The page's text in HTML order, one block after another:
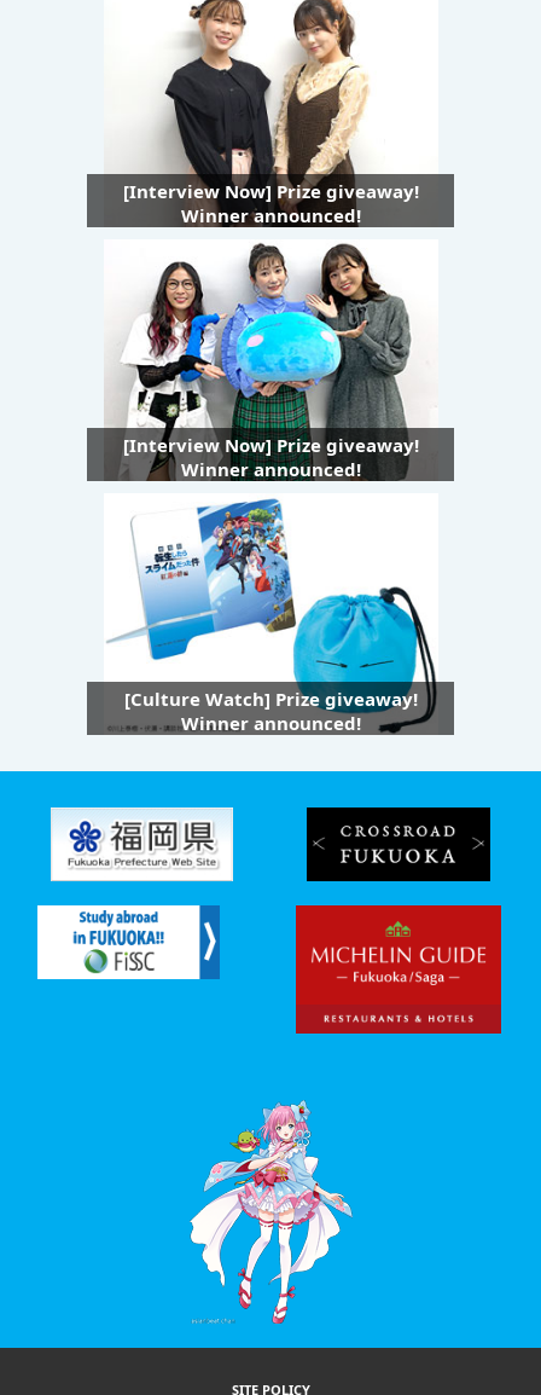
[Interview Now] Prize giveaway!
Winner announced!
[Interview Now] Prize giveaway!
Winner announced!
[Culture Watch] Prize giveaway!
Winner announced!
SITE POLICY